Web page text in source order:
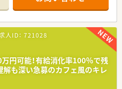
行っており、スタッフ同士でコミュニ
力して日々の調剤に取り組んでいま
最大7連休が取得できるサマーホリデ
と高く、しっかり休める環境です。
を満たせば月額20000円の住宅手当
な方には借り上げ社宅が適用されま
人ID： 721028
万円可能！有給消化率100％で残
解も深い急募のカフェ風のキレ